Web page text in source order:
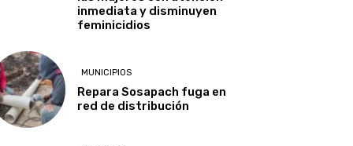
inmediata y disminuyen
feminicidios
MUNICIPIOS
Repara Sosapach fuga en
red de distribución